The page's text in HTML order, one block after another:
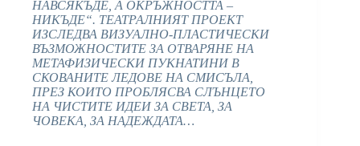
НАВСЯКЪДЕ, А ОКРЪЖНОСТТА –
НИКЪДЕ“. ТЕАТРАЛНИЯТ ПРОЕКТ
ИЗСЛЕДВА ВИЗУАЛНО-ПЛАСТИЧЕСКИ
ВЪЗМОЖНОСТИТЕ ЗА ОТВАРЯНЕ НА
МЕТАФИЗИЧЕСКИ ПУКНАТИНИ В
СКОВАНИТЕ ЛЕДОВЕ НА СМИСЪЛА,
ПРЕЗ КОИТО ПРОБЛЯСВА СЛЪНЦЕТО
НА ЧИСТИТЕ ИДЕИ ЗА СВЕТА, ЗА
ЧОВЕКА, ЗА НАДЕЖДАТА…